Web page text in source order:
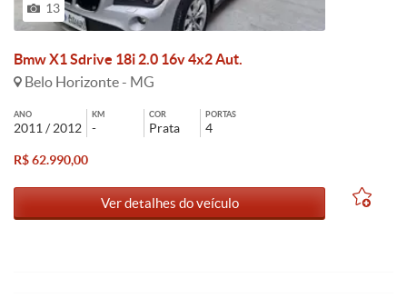
13
Bmw X1 Sdrive 18i 2.0 16v 4x2 Aut.
Belo Horizonte - MG
ANO
2011 / 2012
KM
-
COR
Prata
PORTAS
4
R$ 62.990,00
Ver detalhes do veículo